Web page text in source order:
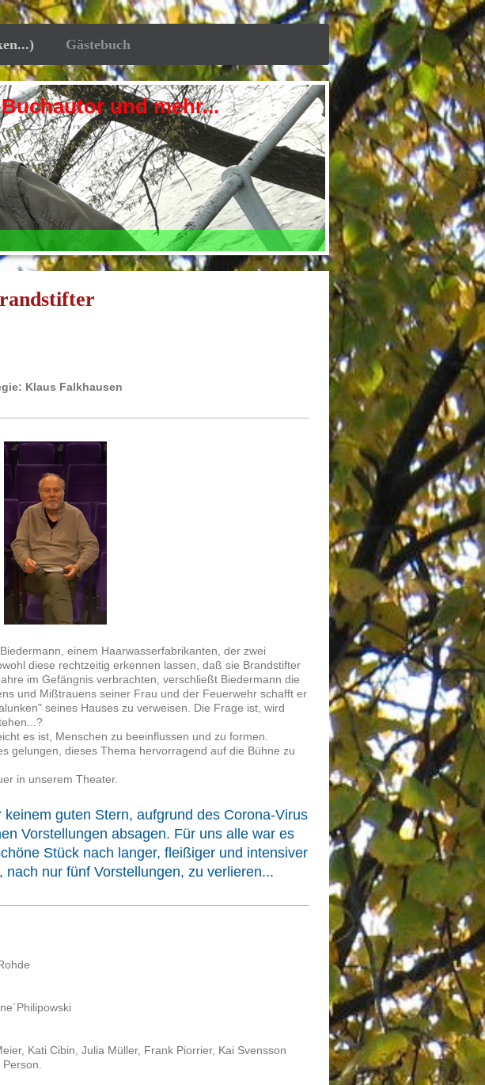
Gästebuch
und mehr...
Klaus Falkhausen
einem Haarwasserfabrikanten, der zwei
diese rechtzeitig erkennen lassen, daß sie Brandstifter
im Gefängnis verbrachten, verschließt Biedermann die
und Mißtrauens seiner Frau und der Feuerwehr schafft er
seines Hauses zu verweisen. Die Frage ist, wird
es ist, Menschen zu beeinflussen und zu formen.
gelungen, dieses Thema hervorragend auf die Bühne zu
in unserem Theater.
guten Stern, aufgrund des Corona-Virus
Vorstellungen absagen. Für uns alle war es
Stück nach langer, fleißiger und intensiver
nach nur fünf Vorstellungen, zu verlieren...
Kati Cibin, Julia Müller, Frank Piorrier, Kai Svensson